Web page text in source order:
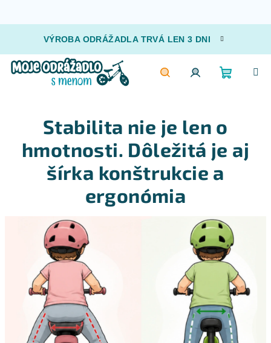
obsah
VÝROBA ODRÁŽADLA TRVÁ LEN 3 DNI
košík
Stabilita nie je len o
hmotnosti. Dôležitá je aj
šírka konštrukcie a
ergonómia